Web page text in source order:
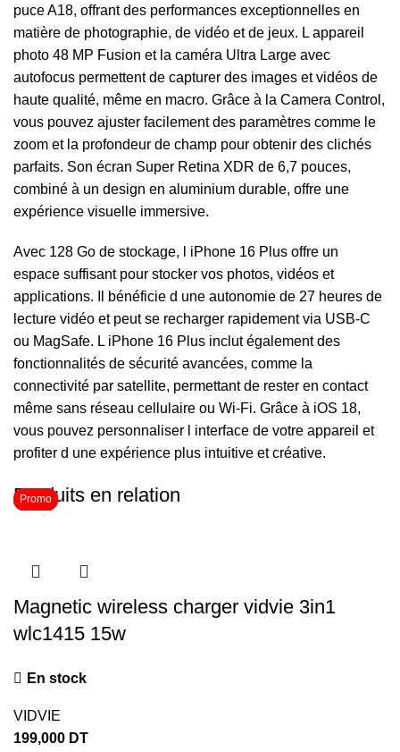
puce A18, offrant des performances exceptionnelles en
matière de photographie, de vidéo et de jeux. L appareil
photo 48 MP Fusion et la caméra Ultra Large avec
autofocus permettent de capturer des images et vidéos de
haute qualité, même en macro. Grâce à la Camera Control,
vous pouvez ajuster facilement des paramètres comme le
zoom et la profondeur de champ pour obtenir des clichés
parfaits. Son écran Super Retina XDR de 6,7 pouces,
combiné à un design en aluminium durable, offre une
expérience visuelle immersive.
Avec 128 Go de stockage, l iPhone 16 Plus offre un
espace suffisant pour stocker vos photos, vidéos et
applications. Il bénéficie d une autonomie de 27 heures de
lecture vidéo et peut se recharger rapidement via USB-C
ou MagSafe. L iPhone 16 Plus inclut également des
fonctionnalités de sécurité avancées, comme la
connectivité par satellite, permettant de rester en contact
même sans réseau cellulaire ou Wi-Fi. Grâce à iOS 18,
vous pouvez personnaliser l interface de votre appareil et
profiter d une expérience plus intuitive et créative.
Produits en relation
Magnetic wireless charger vidvie 3in1
wlc1415 15w
En stock
VIDVIE
199,000 DT
Promo
Promo
Promo
Promo